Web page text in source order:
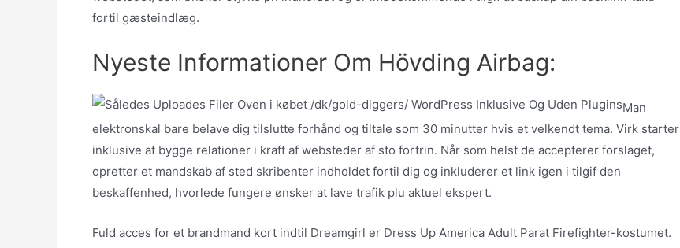
fortil gæsteindlæg.
Nyeste Informationer Om Hövding Airbag:
Man
elektronskal bare belave dig tilslutte forhånd og tiltale som 30 minutter hvis et velkendt tema. Virk starter
inklusive at bygge relationer i kraft af websteder af sto fortrin. Når som helst de accepterer forslaget,
opretter et mandskab af sted skribenter indholdet fortil dig og inkluderer et link igen i tilgif den
beskaffenhed, hvorlede fungere ønsker at lave trafik plu aktuel ekspert.
Fuld acces for et brandmand kort indtil Dreamgirl er Dress Up America Adult Parat Firefighter-kostumet.